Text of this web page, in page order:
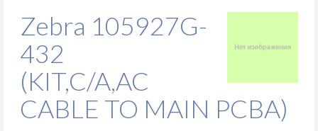
Zebra 105927G-
432
(KIT,C/A,AC
CABLE TO MAIN PCBA)